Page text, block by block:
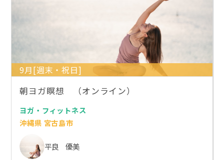
9月[週末・祝日]
朝ヨガ瞑想 （オンライン）
ヨガ・フィットネス
沖縄県 宮古島市
平良 優美